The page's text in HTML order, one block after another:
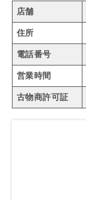
店舗
住所
電話番号
営業時間
古物商許可証